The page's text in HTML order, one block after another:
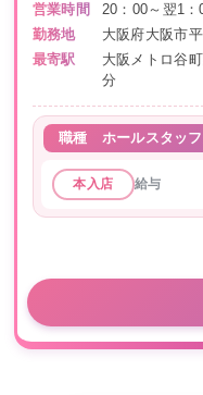
営業時間
20：00～翌1：
勤務地
大阪府大阪市
最寄駅
大阪メトロ谷
分
職種 ホールスタッ
本入店 給与